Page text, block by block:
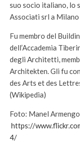
suo socio italiano, lo
Associati srl a
Fu membro del
dell’Accademia
degli Architetti,
Architekten. Gli fu
des Arts et des
(Wikipedia)
Foto: Manel
https://
4/